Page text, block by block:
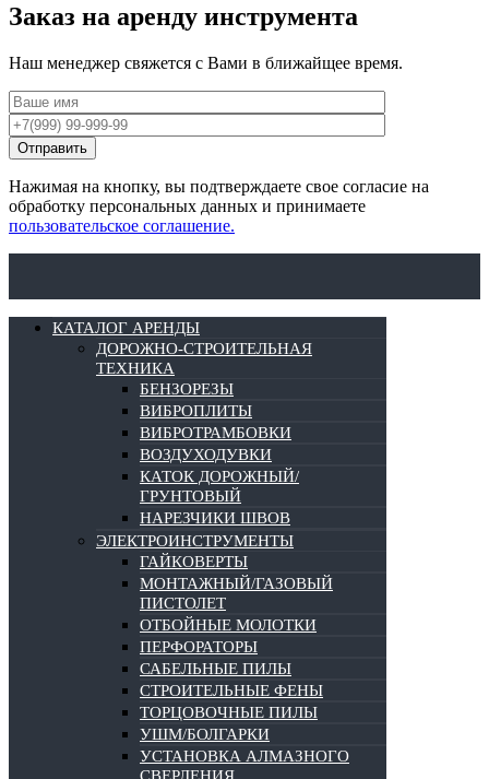
Заказ на аренду инструмента
Наш менеджер свяжется с Вами в ближайщее время.
Нажимая на кнопку, вы подтверждаете свое согласие на
обработку персональных данных и принимаете
пользовательское соглашение.
КАТАЛОГ АРЕНДЫ
ДОРОЖНО-СТРОИТЕЛЬНАЯ
ТЕХНИКА
БЕНЗОРЕЗЫ
ВИБРОПЛИТЫ
ВИБРОТРАМБОВКИ
ВОЗДУХОДУВКИ
КАТОК ДОРОЖНЫЙ/
ГРУНТОВЫЙ
НАРЕЗЧИКИ ШВОВ
ЭЛЕКТРОИНСТРУМЕНТЫ
ГАЙКОВЕРТЫ
МОНТАЖНЫЙ/ГАЗОВЫЙ
ПИСТОЛЕТ
ОТБОЙНЫЕ МОЛОТКИ
ПЕРФОРАТОРЫ
САБЕЛЬНЫЕ ПИЛЫ
СТРОИТЕЛЬНЫЕ ФЕНЫ
ТОРЦОВОЧНЫЕ ПИЛЫ
УШМ/БОЛГАРКИ
УСТАНОВКА АЛМАЗНОГО